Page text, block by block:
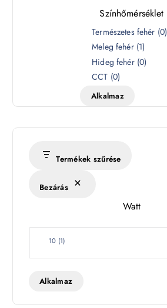
Színhőmérséklet
é
s
k
Természetes fehér (0)
Meleg fehér (1)
Hideg fehér (0)
CCT (0)
Alkalmaz
Termékek szűrése
Bezárás
Watt
W
t
10 (1)
Alkalmaz